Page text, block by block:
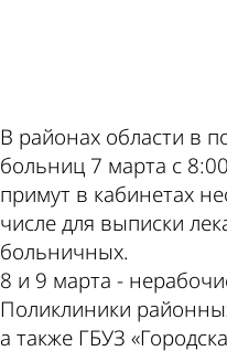
В районах области в
больниц 7 марта с
примут в кабинетах
числе для выписки
больничных.
8 и 9 марта -
Поликлиники
а также ГБУЗ